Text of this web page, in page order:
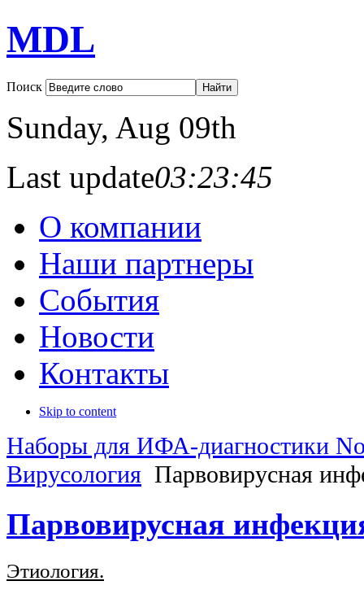
MDL
Поиск
Sunday, Aug 09th
Last update03:23:45
О компании
Наши партнеры
События
Новости
Контакты
Skip to content
Наборы для ИФА-диагностики
Вирусология Парвовирусная
Парвовирусная
Этиология.